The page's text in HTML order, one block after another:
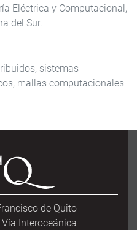
Eléctrica y Computacional,
del Sur.
sistemas
mallas computacionales
de Quito
Interoceánica